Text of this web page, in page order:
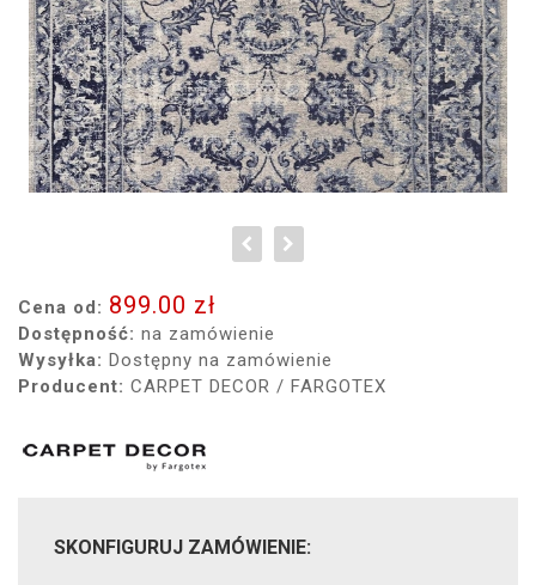
Cena od: 899.00 zł
Dostępność: na zamówienie
Wysyłka: Dostępny na zamówienie
Producent: CARPET DECOR / FARGOTEX
SKONFIGURUJ ZAMÓWIENIE: